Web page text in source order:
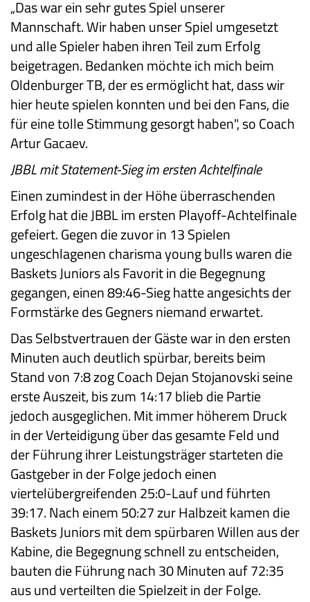
„Das war ein sehr gutes Spiel unserer
Mannschaft. Wir haben unser Spiel umgesetzt
und alle Spieler haben ihren Teil zum Erfolg
beigetragen. Bedanken möchte ich mich beim
Oldenburger TB, der es ermöglicht hat, dass wir
hier heute spielen konnten und bei den Fans, die
für eine tolle Stimmung gesorgt haben", so Coach
Artur Gacaev.
JBBL mit Statement-Sieg im ersten Achtelfinale
Einen zumindest in der Höhe überraschenden
Erfolg hat die JBBL im ersten Playoff-Achtelfinale
gefeiert. Gegen die zuvor in 13 Spielen
ungeschlagenen charisma young bulls waren die
Baskets Juniors als Favorit in die Begegnung
gegangen, einen 89:46-Sieg hatte angesichts der
Formstärke des Gegners niemand erwartet.
Das Selbstvertrauen der Gäste war in den ersten
Minuten auch deutlich spürbar, bereits beim
Stand von 7:8 zog Coach Dejan Stojanovski seine
erste Auszeit, bis zum 14:17 blieb die Partie
jedoch ausgeglichen. Mit immer höherem Druck
in der Verteidigung über das gesamte Feld und
der Führung ihrer Leistungsträger starteten die
Gastgeber in der Folge jedoch einen
viertelübergreifenden 25:0-Lauf und führten
39:17. Nach einem 50:27 zur Halbzeit kamen die
Baskets Juniors mit dem spürbaren Willen aus der
Kabine, die Begegnung schnell zu entscheiden,
bauten die Führung nach 30 Minuten auf 72:35
aus und verteilten die Spielzeit in der Folge.